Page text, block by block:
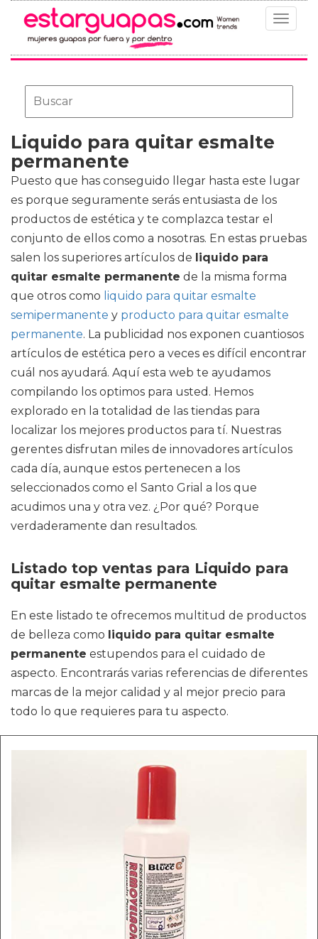
Toggle
Liquido para quitar esmalte
permanente
Puesto que has conseguido llegar hasta este lugar
es porque seguramente serás entusiasta de los
productos de estética y te complazca testar el
conjunto de ellos como a nosotras. En estas pruebas
salen los superiores artículos de liquido para
quitar esmalte permanente de la misma forma
que otros como liquido para quitar esmalte
semipermanente y producto para quitar esmalte
permanente. La publicidad nos exponen cuantiosos
artículos de estética pero a veces es difícil encontrar
cuál nos ayudará. Aquí esta web te ayudamos
compilando los optimos para usted. Hemos
explorado en la totalidad de las tiendas para
localizar los mejores productos para tí. Nuestras
gerentes disfrutan miles de innovadores artículos
cada día, aunque estos pertenecen a los
seleccionados como el Santo Grial a los que
acudimos una y otra vez. ¿Por qué? Porque
verdaderamente dan resultados.
Listado top ventas para Liquido para
quitar esmalte permanente
En este listado te ofrecemos multitud de productos
de belleza como liquido para quitar esmalte
permanente estupendos para el cuidado de
aspecto. Encontrarás varias referencias de diferentes
marcas de la mejor calidad y al mejor precio para
todo lo que requieres para tu aspecto.